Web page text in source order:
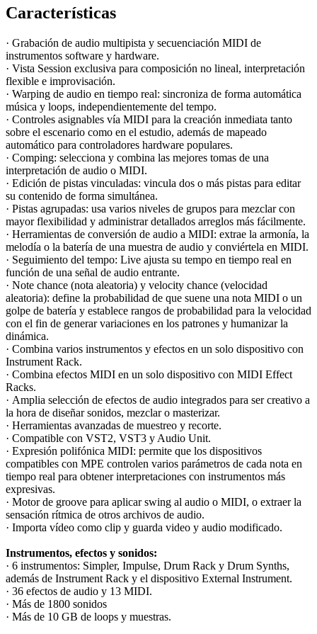
Características
· Grabación de audio multipista y secuenciación MIDI de
instrumentos software y hardware.
· Vista Session exclusiva para composición no lineal, interpretación
flexible e improvisación.
· Warping de audio en tiempo real: sincroniza de forma automática
música y loops, independientemente del tempo.
· Controles asignables vía MIDI para la creación inmediata tanto
sobre el escenario como en el estudio, además de mapeado
automático para controladores hardware populares.
· Comping: selecciona y combina las mejores tomas de una
interpretación de audio o MIDI.
· Edición de pistas vinculadas: vincula dos o más pistas para editar
su contenido de forma simultánea.
· Pistas agrupadas: usa varios niveles de grupos para mezclar con
mayor flexibilidad y administrar detallados arreglos más fácilmente.
· Herramientas de conversión de audio a MIDI: extrae la armonía, la
melodía o la batería de una muestra de audio y conviértela en MIDI.
· Seguimiento del tempo: Live ajusta su tempo en tiempo real en
función de una señal de audio entrante.
· Note chance (nota aleatoria) y velocity chance (velocidad
aleatoria): define la probabilidad de que suene una nota MIDI o un
golpe de batería y establece rangos de probabilidad para la velocidad
con el fin de generar variaciones en los patrones y humanizar la
dinámica.
· Combina varios instrumentos y efectos en un solo dispositivo con
Instrument Rack.
· Combina efectos MIDI en un solo dispositivo con MIDI Effect
Racks.
· Amplia selección de efectos de audio integrados para ser creativo a
la hora de diseñar sonidos, mezclar o masterizar.
· Herramientas avanzadas de muestreo y recorte.
· Compatible con VST2, VST3 y Audio Unit.
· Expresión polifónica MIDI: permite que los dispositivos
compatibles con MPE controlen varios parámetros de cada nota en
tiempo real para obtener interpretaciones con instrumentos más
expresivas.
· Motor de groove para aplicar swing al audio o MIDI, o extraer la
sensación rítmica de otros archivos de audio.
· Importa vídeo como clip y guarda video y audio modificado.
Instrumentos, efectos y sonidos:
· 6 instrumentos: Simpler, Impulse, Drum Rack y Drum Synths,
además de Instrument Rack y el dispositivo External Instrument.
· 36 efectos de audio y 13 MIDI.
· Más de 1800 sonidos
· Más de 10 GB de loops y muestras.